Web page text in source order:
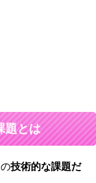
題とは
技術的な課題だ